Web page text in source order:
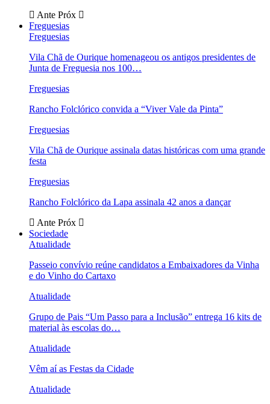
Ante Próx
Freguesias
Freguesias
Vila Chã de Ourique homenageou os antigos presidentes de
Junta de Freguesia nos 100…
Freguesias
Rancho Folclórico convida a “Viver Vale da Pinta”
Freguesias
Vila Chã de Ourique assinala datas históricas com uma grande
festa
Freguesias
Rancho Folclórico da Lapa assinala 42 anos a dançar
Ante Próx
Sociedade
Atualidade
Passeio convívio reúne candidatos a Embaixadores da Vinha
e do Vinho do Cartaxo
Atualidade
Grupo de Pais “Um Passo para a Inclusão” entrega 16 kits de
material às escolas do…
Atualidade
Vêm aí as Festas da Cidade
Atualidade